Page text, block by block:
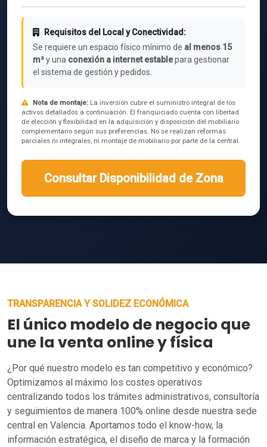
Requisitos del Local y Conectividad:
Se requiere un espacio físico mínimo de al menos 15
m²y una conexión a internet establepara gestionar
el sistema de gestión y pedidos.
Nota de montaje: La inversión cubre el suministro integral de los
activos detallados a continuación. El franquiciado cuenta con libertad
de elección y flexibilidad en la adquisición y disposición del mobiliario
complementario según sus preferencias. No se realizan reformas
parciales ni integrales, ni montaje de mobiliario por parte de la central.
Consultar Disponibilidad de Zona
TRANSPARENCIA Y SOLIDEZ ECONÓMICA
El único modelo de negocio que
une la venta online y física
¿Por qué nuestro modelo es tan competitivo y económico?
Optimizamos al máximo los costes operativos
centralizando todos los trámites administrativos, consultoría
y seguimientos de manera 100% online desde nuestra sede
central en Valencia. Aportamos todo el know-how, la
información estratégica, el diseño de marca y la formación